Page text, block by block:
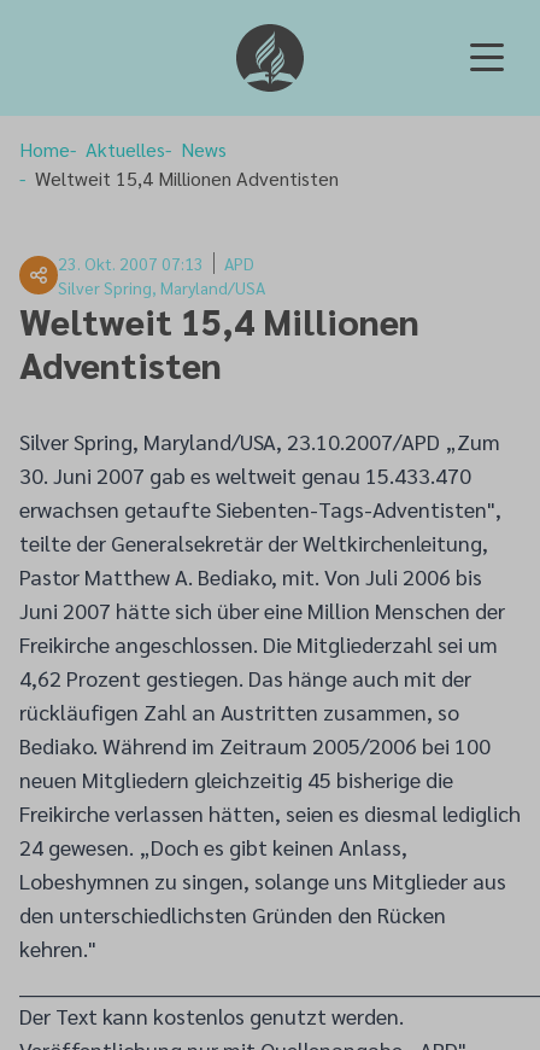
Home Aktuelles
News
Weltweit 15,4 Millionen Adventisten
23. Okt. 2007 07:13
APD
Silver Spring, Maryland/USA
Weltweit 15,4 Millionen
Adventisten
Silver Spring, Maryland/USA, 23.10.2007/APD „Zum
30. Juni 2007 gab es weltweit genau 15.433.470
erwachsen getaufte Siebenten-Tags-Adventisten",
teilte der Generalsekretär der Weltkirchenleitung,
Pastor Matthew A. Bediako, mit. Von Juli 2006 bis
Juni 2007 hätte sich über eine Million Menschen der
Freikirche angeschlossen. Die Mitgliederzahl sei um
4,62 Prozent gestiegen. Das hänge auch mit der
rückläufigen Zahl an Austritten zusammen, so
Bediako. Während im Zeitraum 2005/2006 bei 100
neuen Mitgliedern gleichzeitig 45 bisherige die
Freikirche verlassen hätten, seien es diesmal lediglich
24 gewesen. „Doch es gibt keinen Anlass,
Lobeshymnen zu singen, solange uns Mitglieder aus
den unterschiedlichsten Gründen den Rücken
kehren."
Der Text kann kostenlos genutzt werden.